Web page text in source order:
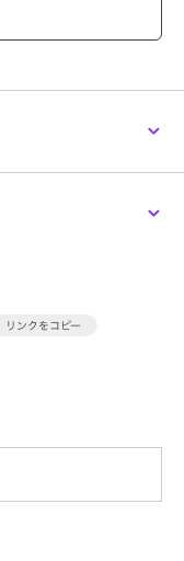
裾幅が大きく、ゆった
ったりの一着。40℃近
涼しいアイテムです。